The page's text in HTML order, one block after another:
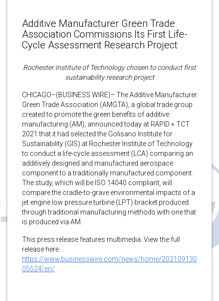
Additive Manufacturer Green Trade
Association Commissions Its First Life-
Cycle Assessment Research Project
Rochester Institute of Technology chosen to conduct first
sustainability research project
CHICAGO–(BUSINESS WIRE)– The Additive Manufacturer
Green Trade Association (AMGTA), a global trade group
created to promote the green benefits of additive
manufacturing (AM), announced today at RAPID + TCT
2021 that it had selected the Golisano Institute for
Sustainability (GIS) at Rochester Institute of Technology
to conduct a life-cycle assessment (LCA) comparing an
additively designed and manufactured aerospace
component to a traditionally manufactured component.
The study, which will be ISO 14040 compliant, will
compare the cradle-to-grave environmental impacts of a
jet engine low pressure turbine (LPT) bracket produced
through traditional manufacturing methods with one that
is produced via AM.
This press release features multimedia. View the full
release here:
https://www.businesswire.com/news/home/202109130
05524/en/